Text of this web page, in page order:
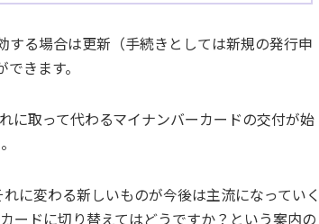
る場合は更新（手続きとしては新規の発行申
きます。
に取って代わるマイナンバーカードの交付が始
に変わる新しいものが今後は主流になっていく
ードに切り替えてはどうですか？という案内の